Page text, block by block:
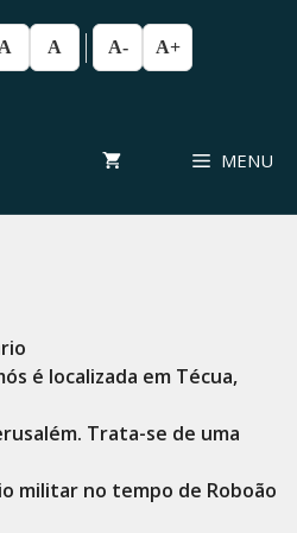
A A A- A+
MENU
é localizada em Técua,
Trata-se de uma
militar no tempo de Roboão